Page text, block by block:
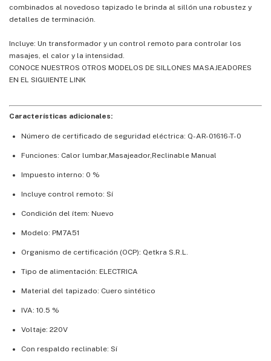
combinados al novedoso tapizado le brinda al sillón una robustez y
detalles de terminación.
Incluye: Un transformador y un control remoto para controlar los
masajes, el calor y la intensidad.
CONOCE NUESTROS OTROS MODELOS DE SILLONES MASAJEADORES
EN EL SIGUIENTE LINK
Características adicionales:
Número de certificado de seguridad eléctrica: Q-AR-01616-T-0
Funciones: Calor lumbar,Masajeador,Reclinable Manual
Impuesto interno: 0 %
Incluye control remoto: Sí
Condición del ítem: Nuevo
Modelo: PM7A51
Organismo de certificación (OCP): Qetkra S.R.L.
Tipo de alimentación: ELECTRICA
Material del tapizado: Cuero sintético
IVA: 10.5 %
Voltaje: 220V
Con respaldo reclinable: Sí